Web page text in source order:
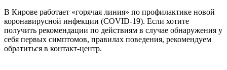
В Кирове работает «горячая линия» по профилактике новой
коронавирусной инфекции (COVID-19). Если хотите
получить рекомендации по действиям в случае обнаружения у
себя первых симптомов, правилах поведения, рекомендуем
обратиться в контакт-центр.